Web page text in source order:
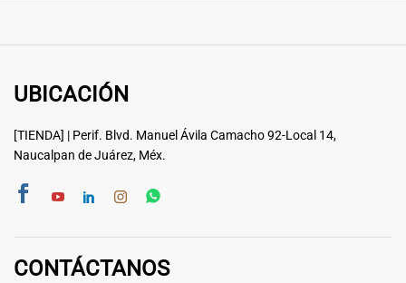
UBICACIÓN
[TIENDA] | Perif. Blvd. Manuel Ávila Camacho 92-Local 14,
Naucalpan de Juárez, Méx.
CONTÁCTANOS